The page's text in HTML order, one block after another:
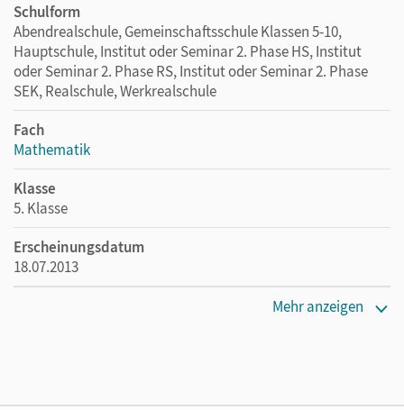
Schulform
Abendrealschule, Gemeinschaftsschule Klassen 5-10,
Hauptschule, Institut oder Seminar 2. Phase HS, Institut
oder Seminar 2. Phase RS, Institut oder Seminar 2. Phase
SEK, Realschule, Werkrealschule
Fach
Mathematik
Klasse
5. Klasse
Erscheinungsdatum
18.07.2013
Mehr anzeigen